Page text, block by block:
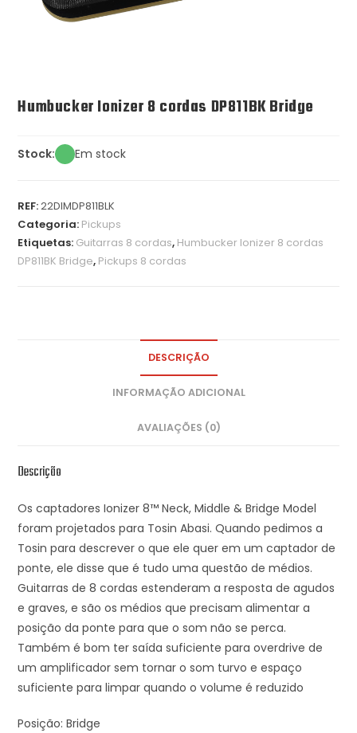
Humbucker Ionizer 8 cordas DP811BK Bridge
Stock: Em stock
REF:22DIMDP811BLK
Categoria: Pickups
Etiquetas: Guitarras 8 cordas, Humbucker Ionizer 8 cordas
DP811BK Bridge, Pickups 8 cordas
DESCRIÇÃO
INFORMAÇÃO ADICIONAL
AVALIAÇÕES (0)
Descrição
Os captadores Ionizer 8™ Neck, Middle & Bridge Model
foram projetados para Tosin Abasi. Quando pedimos a
Tosin para descrever o que ele quer em um captador de
ponte, ele disse que é tudo uma questão de médios.
Guitarras de 8 cordas estenderam a resposta de agudos
e graves, e são os médios que precisam alimentar a
posição da ponte para que o som não se perca.
Também é bom ter saída suficiente para overdrive de
um amplificador sem tornar o som turvo e espaço
suficiente para limpar quando o volume é reduzido
Posição: Bridge